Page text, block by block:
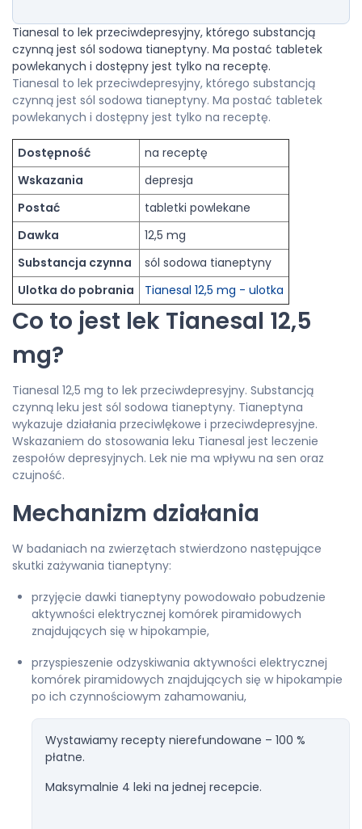
Tianesal to lek przeciwdepresyjny, którego substancją
czynną jest sól sodowa tianeptyny. Ma postać tabletek
powlekanych i dostępny jest tylko na receptę.
Tianesal to lek przeciwdepresyjny, którego substancją
czynną jest sól sodowa tianeptyny. Ma postać tabletek
powlekanych i dostępny jest tylko na receptę.
Dostępność
na receptę
Wskazania
depresja
Postać
tabletki powlekane
Dawka
12,5 mg
Substancja czynna
sól sodowa tianeptyny
Ulotka do pobrania
Tianesal 12,5 mg - ulotka
Co to jest lek Tianesal 12,5
mg?
Tianesal 12,5 mg to lek przeciwdepresyjny. Substancją
czynną leku jest sól sodowa tianeptyny. Tianeptyna
wykazuje działania przeciwlękowe i przeciwdepresyjne.
Wskazaniem do stosowania leku Tianesal jest leczenie
zespołów depresyjnych. Lek nie ma wpływu na sen oraz
czujność.
Mechanizm działania
W badaniach na zwierzętach stwierdzono następujące
skutki zażywania tianeptyny:
przyjęcie dawki tianeptyny powodowało pobudzenie
aktywności elektrycznej komórek piramidowych
znajdujących się w hipokampie,
przyspieszenie odzyskiwania aktywności elektrycznej
komórek piramidowych znajdujących się w hipokampie
po ich czynnościowym zahamowaniu,
Wystawiamy recepty nierefundowane – 100 %
płatne.
Maksymalnie 4 leki na jednej recepcie.